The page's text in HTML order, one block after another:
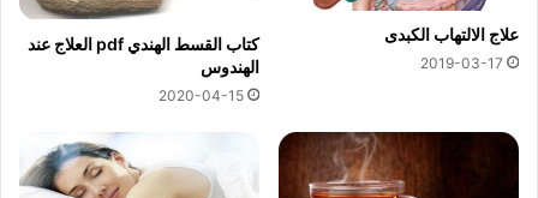
علاج الالتهاب الكبدى
2019-03-17
كتاب القسط الهندي pdf العلاج عند
الهندوس
2020-04-15